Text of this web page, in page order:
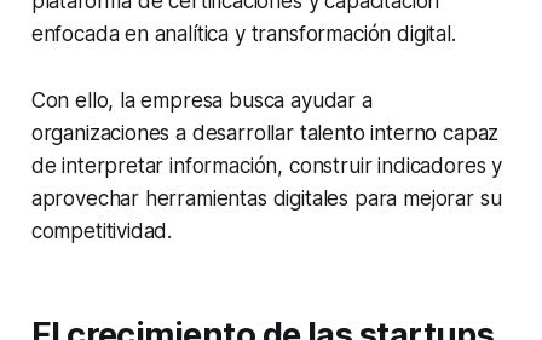
enfocada en analítica y transformación digital.
Con ello, la empresa busca ayudar a
organizaciones a desarrollar talento interno capaz
de interpretar información, construir indicadores y
aprovechar herramientas digitales para mejorar su
competitividad.